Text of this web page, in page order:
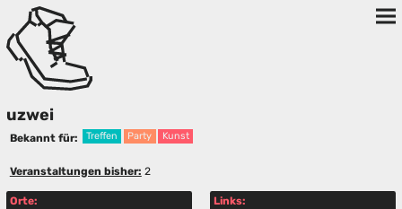
uzwei
Bekannt für: Treffen Party Kunst
Veranstaltungen bisher: 2
Orte:
Links: